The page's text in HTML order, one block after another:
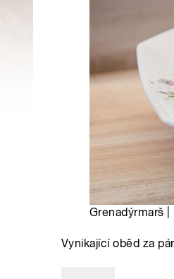
Grenadýrmarš
Vynikající oběd za